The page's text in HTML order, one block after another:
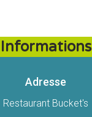
Informations
Adresse
Restaurant Bucket's